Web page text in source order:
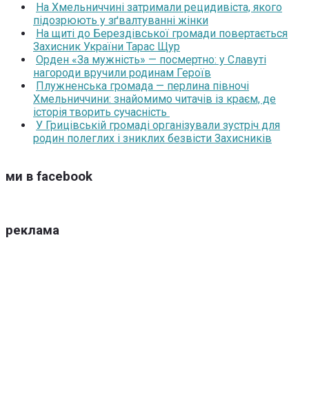
На Хмельниччині затримали рецидивіста, якого
підозрюють у зґвалтуванні жінки
На щиті до Берездівської громади повертається
Захисник України Тарас Щур
Орден «За мужність» — посмертно: у Славуті
нагороди вручили родинам Героїв
Плужненська громада — перлина півночі
Хмельниччини: знайомимо читачів із краєм, де
історія творить сучасність
У Грицівській громаді організували зустріч для
родин полеглих і зниклих безвісти Захисників
ми в facebook
реклама